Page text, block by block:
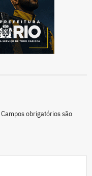
Campos obrigatórios são